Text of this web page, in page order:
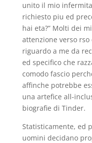
unito il mio
richiesto piu ed
hai eta?” Molti dei
attenzione verso
riguardo a me da
ed specifico che
comodo fascio
affinche potrebbe
una artefice all-
biografie di Tinder.
Statisticamente, ed
uomini decidano